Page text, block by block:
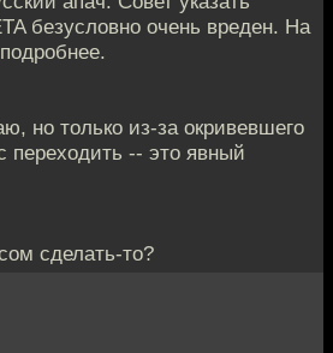
безусловно очень вреден. На
подробнее.
но только из-за окривевшего
переходить -- это явный
сделать-то?